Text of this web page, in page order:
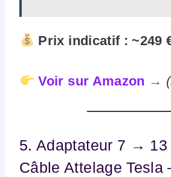
Prix indicatif : ~249
Voir sur Amazon →
5. Adaptateur 7 → 13
Câble Attelage